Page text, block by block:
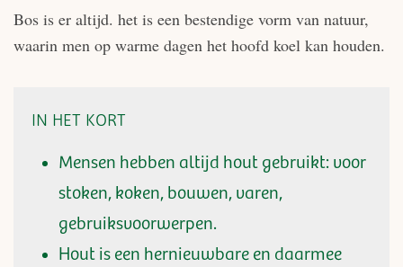
Bos is er altijd. het is een bestendige vorm van natuur,
waarin men op warme dagen het hoofd koel kan houden.
IN HET KORT
Mensen hebben altijd hout gebruikt: voor
stoken, koken, bouwen, varen,
gebruiksvoorwerpen.
Hout is een hernieuwbare en daarmee